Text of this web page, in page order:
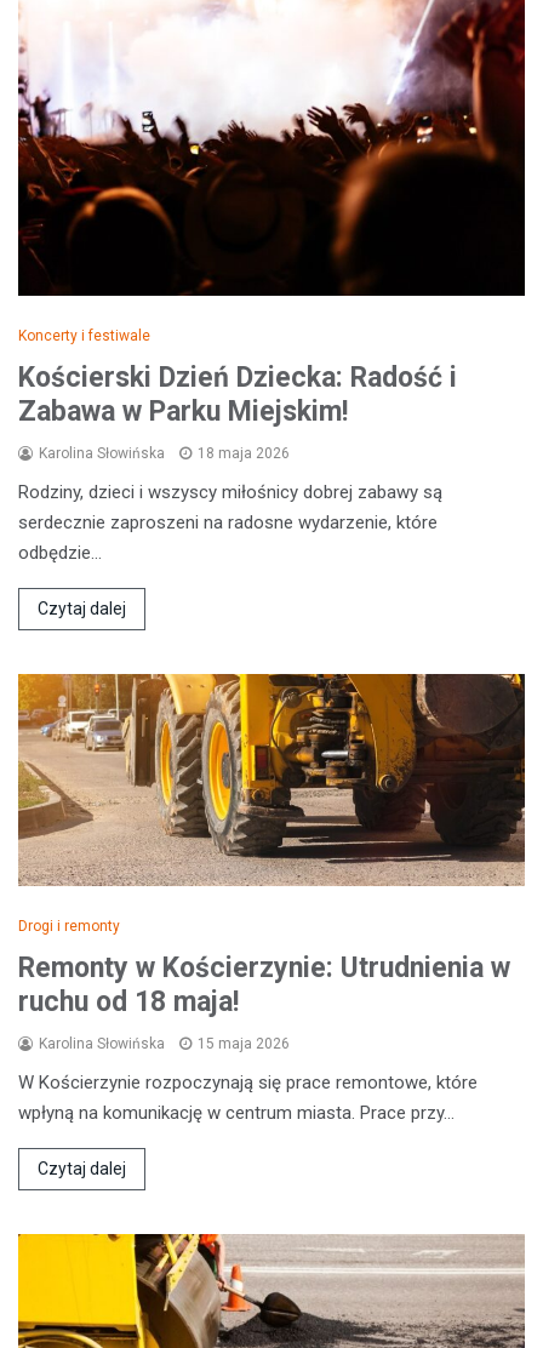
Koncerty i festiwale
Kościerski Dzień Dziecka: Radość i
Zabawa w Parku Miejskim!
Karolina Słowińska 18 maja 2026
Rodziny, dzieci i wszyscy miłośnicy dobrej zabawy są
serdecznie zaproszeni na radosne wydarzenie, które
odbędzie…
Czytaj dalej
Drogi i remonty
Remonty w Kościerzynie: Utrudnienia w
ruchu od 18 maja!
Karolina Słowińska 15 maja 2026
W Kościerzynie rozpoczynają się prace remontowe, które
wpłyną na komunikację w centrum miasta. Prace przy…
Czytaj dalej